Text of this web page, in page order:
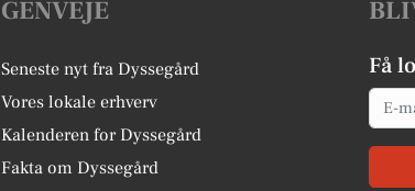
GENVEJE
Seneste nyt fra Dyssegård
Vores lokale erhverv
Kalenderen for Dyssegård
Fakta om Dyssegård
Få
Email